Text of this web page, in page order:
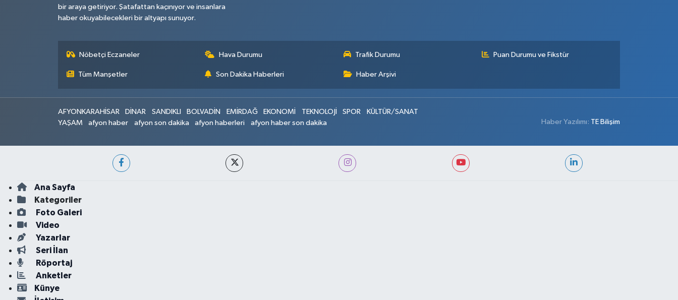
bir araya getiriyor. Şatafattan kaçınıyor ve insanlara
haber okuyabilecekleri bir altyapı sunuyor.
Nöbetçi Eczaneler Hava Durumu Trafik Durumu Puan Durumu ve Fikstür
Tüm Manşetler Son Dakika Haberleri Haber Arşivi
AFYONKARAHİSAR DİNAR SANDIKLI BOLVADİN EMİRDAĞ EKONOMİ TEKNOLOJİ SPOR
KÜLTÜR/SANAT
YAŞAM
afyon haber afyon son dakika afyon haberleri afyon haber son dakika Haber Yazılımı: TE Bilişim
Ana Sayfa
Kategoriler
Foto Galeri
Video
Yazarlar
Seri İlan
Röportaj
Anketler
Künye